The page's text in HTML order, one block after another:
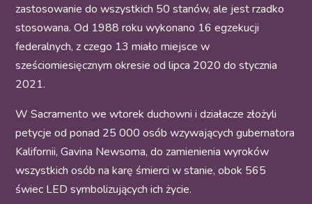
zastosowanie do wszystkich 50 stanów, ale jest rzadko
stosowana. Od 1988 roku wykonano 16 egzekucji
federalnych, z czego 13 miało miejsce w
sześciomiesięcznym okresie od lipca 2020 do stycznia
2021.
W Sacramento we wtorek duchowni i działacze złożyli
petycje od ponad 25 000 osób wzywających gubernatora
Kalifornii, Gavina Newsoma, do zamienienia wyroków
wszystkich osób na karę śmierci w stanie, obok 565
świec LED symbolizujących ich życie.